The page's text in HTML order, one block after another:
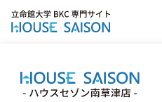
2口コンロの学生マンション